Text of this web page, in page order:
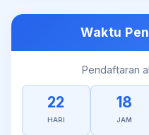
Waktu
Pendaftaran
22
HARI
18
JAM